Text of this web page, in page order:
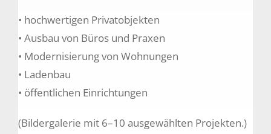
• hochwertigen Privatobjekten
• Ausbau von Büros und Praxen
• Modernisierung von Wohnungen
• Ladenbau
• öffentlichen Einrichtungen
(Bildergalerie mit 6–10 ausgewählten Projekten.)